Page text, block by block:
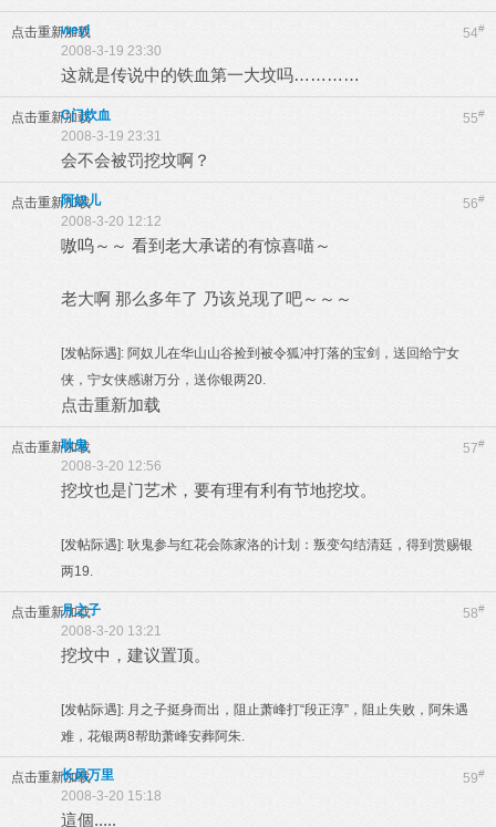
点击重新加载 54#
weyl
2008-3-19 23:30
这就是传说中的铁血第一大坟吗…………
点击重新加载 55#
C门炊血
2008-3-19 23:31
会不会被罚挖坟啊？
点击重新加载 56#
阿奴儿
2008-3-20 12:12
嗷呜～～ 看到老大承诺的有惊喜喵～
老大啊 那么多年了 乃该兑现了吧～～～
[发帖际遇]: 阿奴儿在华山山谷捡到被令狐冲打落的宝剑，送回给宁女
侠，宁女侠感谢万分，送你银两20.
点击重新加载
点击重新加载 57#
耿鬼
2008-3-20 12:56
挖坟也是门艺术，要有理有利有节地挖坟。
[发帖际遇]: 耿鬼参与红花会陈家洛的计划：叛变勾结清廷，得到赏赐银
两19.
点击重新加载 58#
月之子
2008-3-20 13:21
挖坟中，建议置顶。
[发帖际遇]: 月之子挺身而出，阻止萧峰打“段正淳”，阻止失败，阿朱遇
难，花银两8帮助萧峰安葬阿朱.
点击重新加载 59#
长风万里
2008-3-20 15:18
這個.....